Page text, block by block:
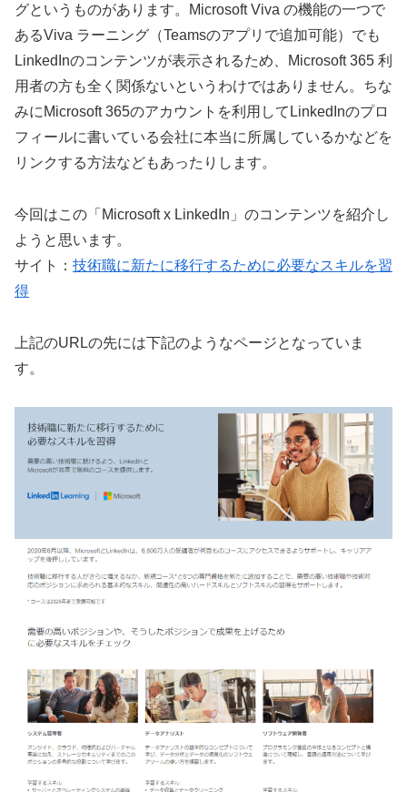
グというものがあります。Microsoft Viva の機能の一つで
あるViva ラーニング（Teamsのアプリで追加可能）でも
LinkedInのコンテンツが表示されるため、Microsoft 365 利
用者の方も全く関係ないというわけではありません。ちな
みにMicrosoft 365のアカウントを利用してLinkedInのプロ
フィールに書いている会社に本当に所属しているかなどを
リンクする方法などもあったりします。
今回はこの「Microsoft x LinkedIn」のコンテンツを紹介し
ようと思います。
サイト： 技術職に新たに移行するために必要なスキルを習
得
上記のURLの先には下記のようなページとなっていま
す。